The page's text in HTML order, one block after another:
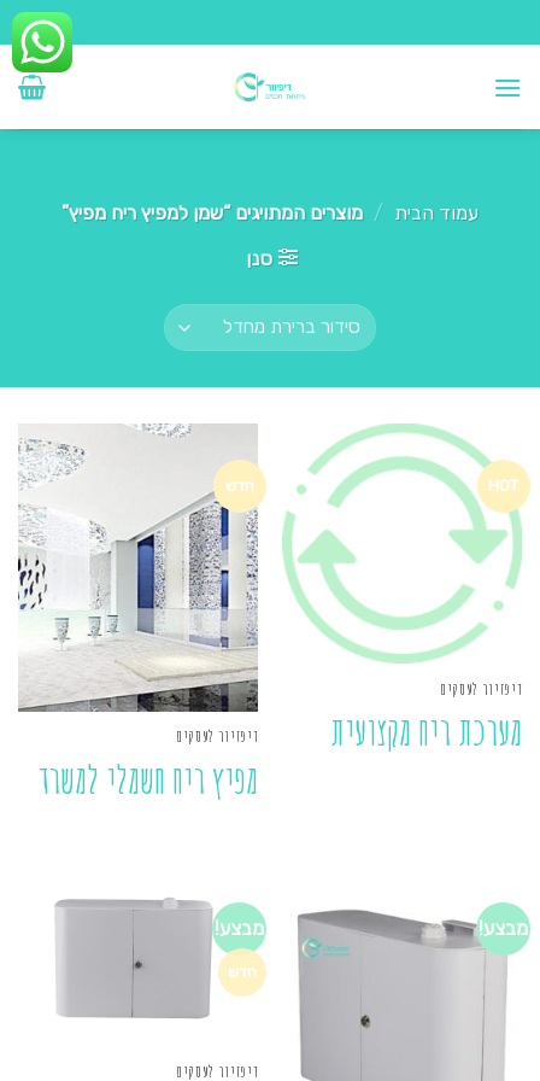
to
content
עמוד הבית / מוצרים המתויגים “שמן למפיץ ריח מפיץ”
סנן
HOT
דיפזיור לעסקים
מערכת ריח מקצועית
חדש
דיפזיור לעסקים
מפיץ ריח חשמלי למשרד
מבצע! מבצע!
חדש
דיפזיור לעסקים